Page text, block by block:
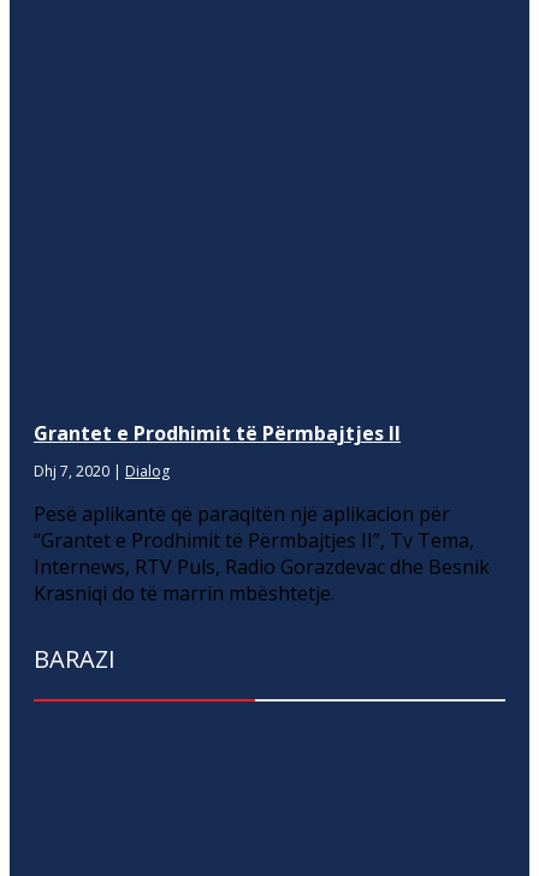
Grantet e Prodhimit të Përmbajtjes II
Dhj 7, 2020 | Dialog
Pesë aplikantë që paraqitën një aplikacion për
“Grantet e Prodhimit të Përmbajtjes II”, Tv Tema,
Internews, RTV Puls, Radio Gorazdevac dhe Besnik
Krasniqi do të marrin mbështetje.
BARAZI